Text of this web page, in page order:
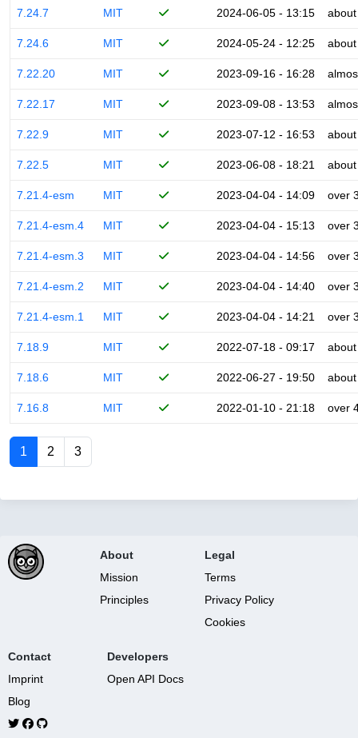
7.24.7 MIT 2024-06-05 - 13:15
7.24.6 MIT 2024-05-24 - 12:25
7.22.20 MIT 2023-09-16 - 16:28
7.22.17 MIT 2023-09-08 - 13:53
7.22.9 MIT 2023-07-12 - 16:53
7.22.5 MIT 2023-06-08 - 18:21
7.21.4-esm MIT 2023-04-04 - 14:09 over
7.21.4-esm.4 MIT 2023-04-04 - 15:13 over
7.21.4-esm.3 MIT 2023-04-04 - 14:56 over
7.21.4-esm.2 MIT 2023-04-04 - 14:40 over
7.21.4-esm.1 MIT 2023-04-04 - 14:21 over
7.18.9 MIT 2022-07-18 - 09:17
7.18.6 MIT 2022-06-27 - 19:50
7.16.8 MIT 2022-01-10 - 21:18 over
1 2 3
About
Mission
Principles
Legal
Terms
Privacy Policy
Cookies
Contact
Imprint
Blog
Developers
Open API Docs